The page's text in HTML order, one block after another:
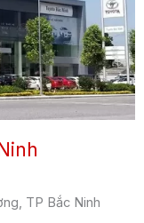
TP Bắc Ninh